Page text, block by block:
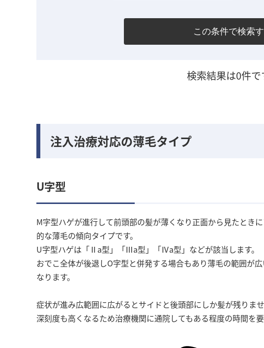
この条件で検索
検索結果は0件で
注入治療対応の薄毛タイプ
U字型
M字型ハゲが進行して前頭部の髪が薄くなり正面から見たとき
的な薄毛の傾向タイプです。
U字型ハゲは「Ⅱa型」「Ⅲa型」「Ⅳa型」などが該当します。
おでこ全体が後退しO字型と併発する場合もあり薄毛の範囲が
なります。
症状が進み広範囲に広がるとサイドと後頭部にしか髪が残りませ
深刻度も高くなるため治療機関に通院してもある程度の時間を